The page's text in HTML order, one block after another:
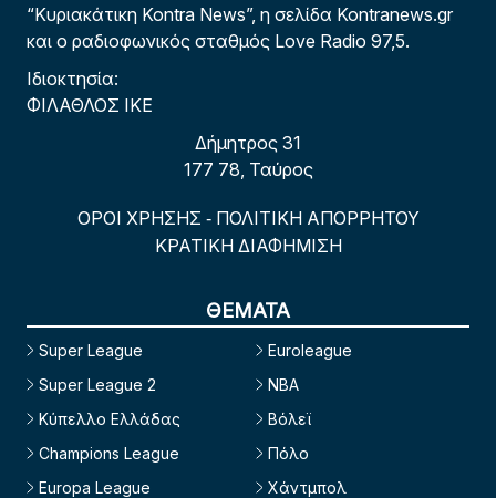
“Κυριακάτικη Kontra News”, η σελίδα Kontranews.gr
και ο ραδιοφωνικός σταθμός Love Radio 97,5.
Ιδιοκτησία:
ΦΙΛΑΘΛΟΣ ΙΚΕ
Δήμητρος 31
177 78, Ταύρος
ΟΡΟΙ ΧΡΗΣΗΣ - ΠΟΛΙΤΙΚΗ ΑΠΟΡΡΗΤΟΥ
ΚΡΑΤΙΚΗ ΔΙΑΦΗΜΙΣΗ
ΘΕΜΑΤΑ
Super League
Super League 2
Κύπελλο Ελλάδας
Champions League
Europa League
Euroleague
NBA
Βόλεϊ
Πόλο
Χάντμπολ